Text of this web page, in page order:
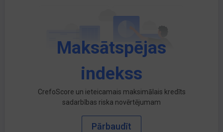
Maksātspējas
indekss
CrefoScore un ieteicamais maksimālais kredīts
sadarbības riska novērtējumam
Pārbaudīt